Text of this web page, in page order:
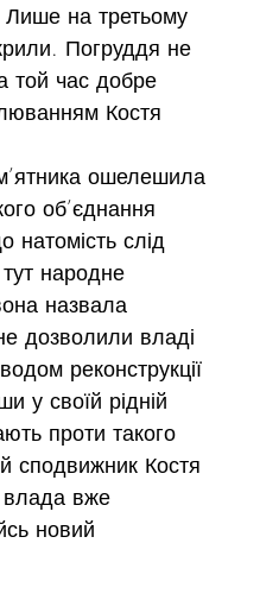
Лише на третьому
Погруддя не
той час добре
Костя
ошелешила
об’єднання
слід
народне
назвала
дозволили владі
реконструкції
у своїй рідній
проти такого
сподвижник Костя
влада вже
новий